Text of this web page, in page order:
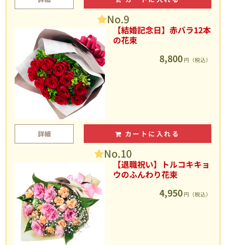
No.9
【結婚記念日】赤バラ12本
の花束
8,800 円（税込）
詳細 カートに入れる
No.10
【退職祝い】トルコキキョ
ウのふんわり花束
4,950 円（税込）